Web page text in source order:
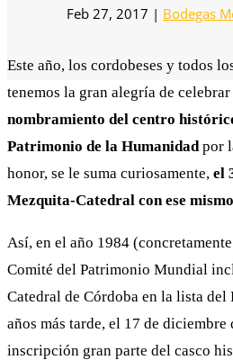
Feb 27, 2017 | Bodegas
Este año, los cordobeses y todos
tenemos la gran alegría de
nombramiento del centro
Patrimonio de la Humanidadpor
honor, se le suma curiosamente, el
Mezquita-Catedral con ese
Así, en el año 1984
Comité del Patrimonio Mundial
Catedral de Córdoba en la lista
años más tarde, el 17 de diciembre
inscripción gran parte del casco